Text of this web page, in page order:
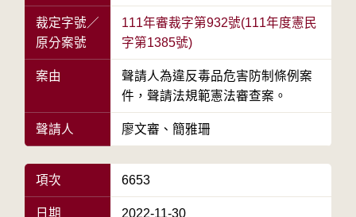
裁定字號／
原分案號
111年審裁字第932號(111年度憲民
字第1385號)
案由
聲請人為違反毒品危害防制條例案
件，聲請法規範憲法審查案。
聲請人 廖文審、簡雅珊
項次 6653
日期 2022-11-30